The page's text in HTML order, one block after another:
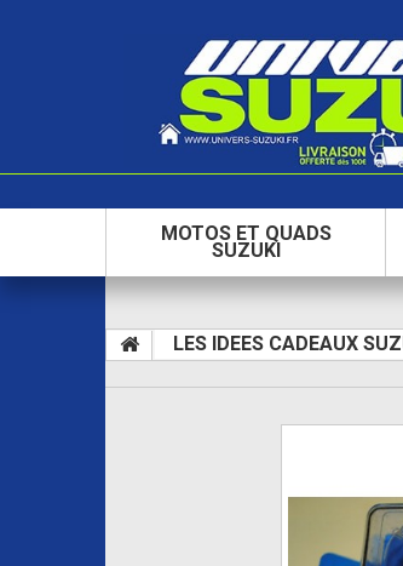
MOTOS ET QUADS
SUZUKI
LES IDEES CADEAUX